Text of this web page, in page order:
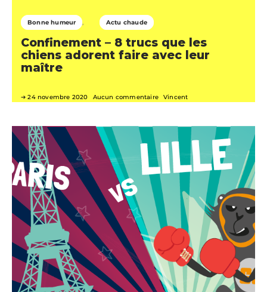
Bonne humeur Actu chaude
Confinement – 8 trucs que les
chiens adorent faire avec leur
maître
24 novembre 2020 Aucun commentaire Vincent